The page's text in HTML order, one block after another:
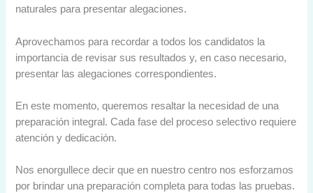
naturales para presentar alegaciones.
Aprovechamos para recordar a todos los candidatos la
importancia de revisar sus resultados y, en caso necesario,
presentar las alegaciones correspondientes.
En este momento, queremos resaltar la necesidad de una
preparación integral. Cada fase del proceso selectivo requiere
atención y dedicación.
Nos enorgullece decir que en nuestro centro nos esforzamos
por brindar una preparación completa para todas las pruebas.